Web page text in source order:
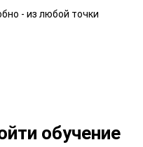
- из любой точки
обучение